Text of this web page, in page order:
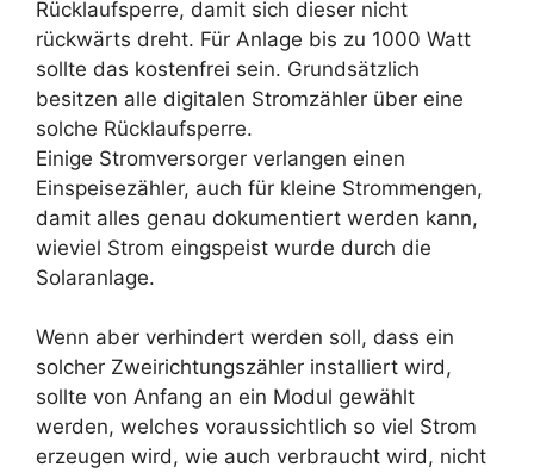
Rücklaufsperre, damit sich dieser nicht
rückwärts dreht. Für Anlage bis zu 1000 Watt
sollte das kostenfrei sein. Grundsätzlich
besitzen alle digitalen Stromzähler über eine
solche Rücklaufsperre.
Einige Stromversorger verlangen einen
Einspeisezähler, auch für kleine Strommengen,
damit alles genau dokumentiert werden kann,
wieviel Strom eingspeist wurde durch die
Solaranlage.
Wenn aber verhindert werden soll, dass ein
solcher Zweirichtungszähler installiert wird,
sollte von Anfang an ein Modul gewählt
werden, welches voraussichtlich so viel Strom
erzeugen wird, wie auch verbraucht wird, nicht